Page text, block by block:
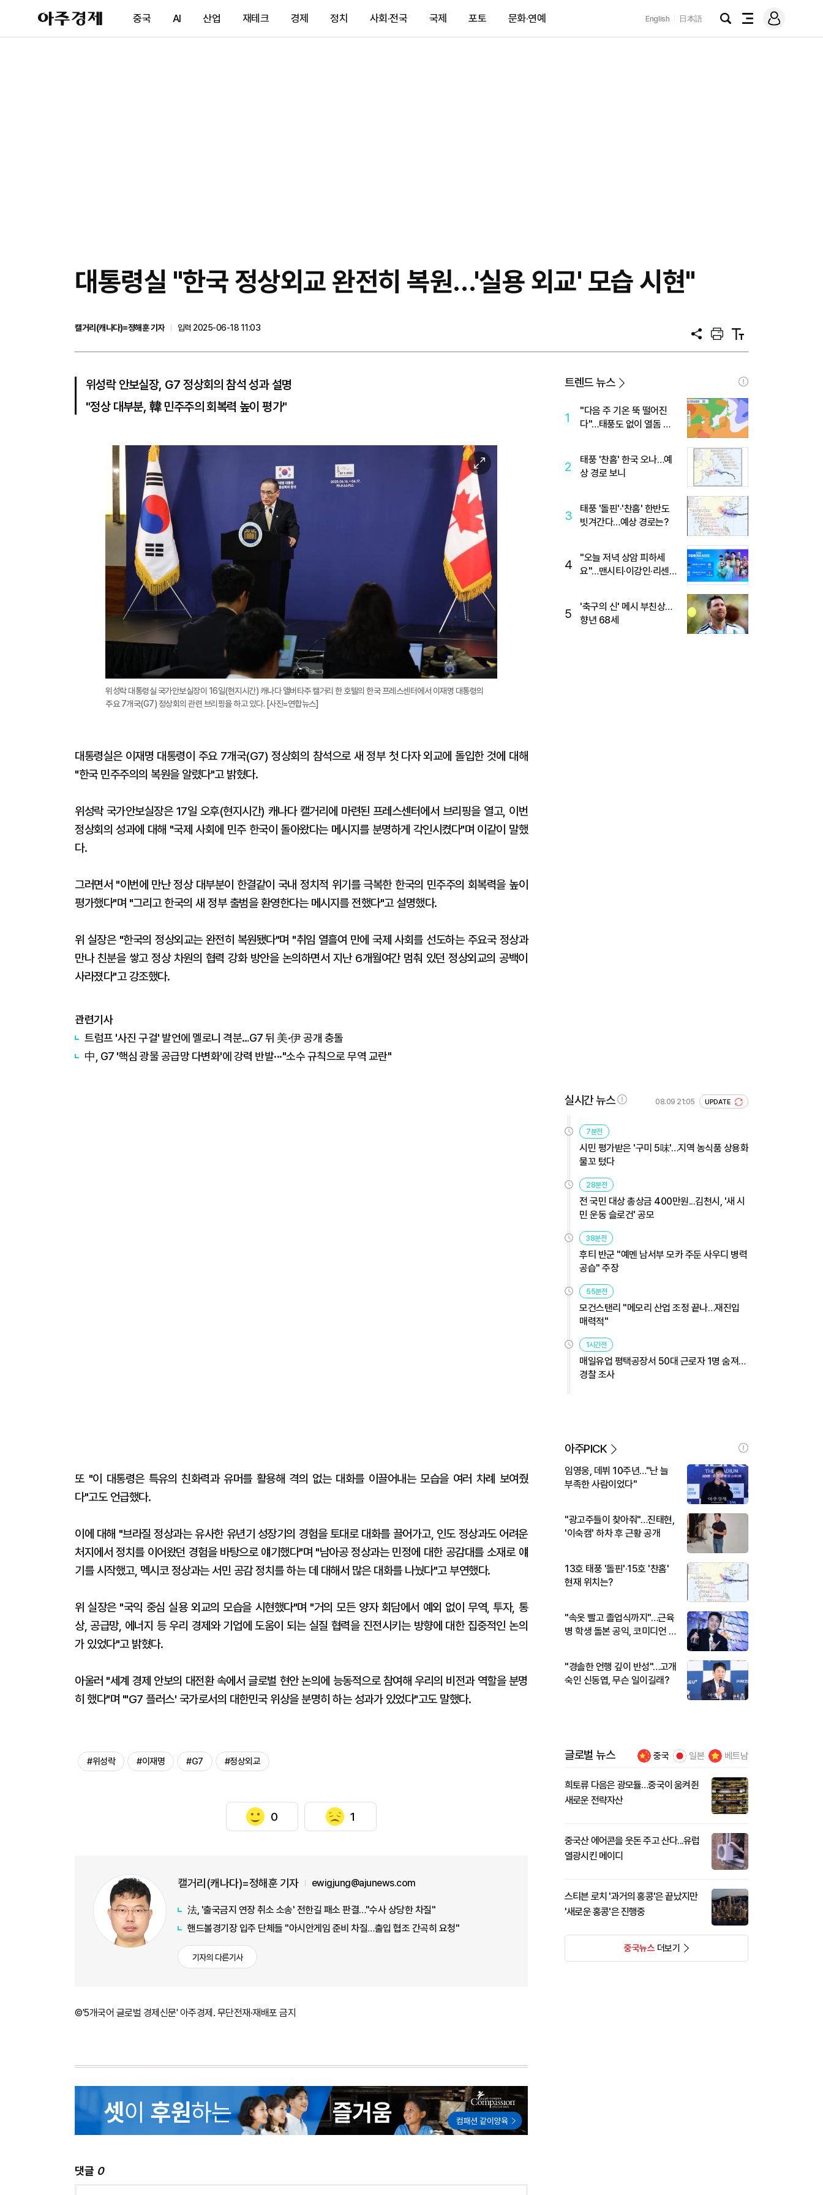
아
주
제
중국 AI 산업 재테크 경제 정치 사회·전국 국제 포토 문화·연예 English 日本語
검
전
메
그
대통령실 "한국 정상외교 완전히 복원…'실용 외교' 모습 시현"
캘거리(캐나다)=정해훈 기자
입력 2025-06-18 11:03
공
프
트
텍
트
위성락 안보실장, G7 정상회의 참석 성과 설명
"정상 대부분, 韓 민주주의 회복력 높이 평가"
이
미
지
확
대
위성락 대통령실 국가안보실장이 16일(현지시간) 캐나다 앨버타주 캘거리 한 호텔의 한국 프레스센터에서 이재명 대통령의
주요 7개국(G7) 정상회의 관련 브리핑을 하고 있다. [사진=연합뉴스]
대통령실은 이재명 대통령이 주요 7개국(G7) 정상회의 참석으로 새 정부 첫 다자 외교에 돌입한 것에 대해
"한국 민주주의의 복원을 알렸다"고 밝혔다.
위성락 국가안보실장은 17일 오후(현지시간) 캐나다 캘거리에 마련된 프레스센터에서 브리핑을 열고, 이번
정상회의 성과에 대해 "국제 사회에 민주 한국이 돌아왔다는 메시지를 분명하게 각인시켰다"며 이같이 말했
다.
그러면서 "이번에 만난 정상 대부분이 한결같이 국내 정치적 위기를 극복한 한국의 민주주의 회복력을 높이
평가했다"며 "그리고 한국의 새 정부 출범을 환영한다는 메시지를 전했다"고 설명했다.
위 실장은 "한국의 정상외교는 완전히 복원됐다"며 "취임 열흘여 만에 국제 사회를 선도하는 주요국 정상과
만나 친분을 쌓고 정상 차원의 협력 강화 방안을 논의하면서 지난 6개월여간 멈춰 있던 정상외교의 공백이
사라졌다"고 강조했다.
관련기사
트럼프 '사진 구걸' 발언에 멜로니 격분…G7 뒤 美·伊 공개 충돌
中, G7 '핵심 광물 공급망 다변화'에 강력 반발···"소수 규칙으로 무역 교란"
또 "이 대통령은 특유의 친화력과 유머를 활용해 격의 없는 대화를 이끌어내는 모습을 여러 차례 보여줬
다"고도 언급했다.
이에 대해 "브라질 정상과는 유사한 유년기 성장기의 경험을 토대로 대화를 끌어가고, 인도 정상과도 어려운
처지에서 정치를 이어왔던 경험을 바탕으로 얘기했다"며 "남아공 정상과는 민정에 대한 공감대를 소재로 얘
기를 시작했고, 멕시코 정상과는 서민 공감 정치를 하는 데 대해서 많은 대화를 나눴다"고 부연했다.
위 실장은 "국익 중심 실용 외교의 모습을 시현했다"며 "거의 모든 양자 회담에서 예외 없이 무역, 투자, 통
상, 공급망, 에너지 등 우리 경제와 기업에 도움이 되는 실질 협력을 진전시키는 방향에 대한 집중적인 논의
가 있었다"고 밝혔다.
아울러 "세계 경제 안보의 대전환 속에서 글로벌 현안 논의에 능동적으로 참여해 우리의 비전과 역할을 분명
히 했다"며 "'G7 플러스' 국가로서의 대한민국 위상을 분명히 하는 성과가 있었다"고도 말했다.
#위성락 #이재명 #G7 #정상외교
0 1
캘거리(캐나다)=정해훈 기자 ewigjung@ajunews.com
法, '출국금지 연장 취소 소송' 전한길 패소 판결…"수사 상당한 차질"
핸드볼경기장 입주 단체들 "아시안게임 준비 차질…출입 협조 간곡히 요청"
기자의 다른기사
©'5개국어 글로벌 경제신문' 아주경제. 무단전재·재배포 금지
댓글 0
트렌드 뉴스
1
"다음 주 기온 뚝 떨어진
다"…태풍도 없이 열돔 박
2
태풍 '찬홈' 한국 오나…예
상 경로 보니
3
태풍 '돌핀'·'찬홈' 한반도
빗겨간다…예상 경로는?
4
"오늘 저녁 상암 피하세
요"…맨시티·이강인·리센느
5
'축구의 신' 메시 부친상…
향년 68세
실시간 뉴스 08.09 21:05 UPDATE
7분전
시민 평가받은 '구미 5味'…지역 농식품 상용화
물꼬 텄다
28분전
전 국민 대상 총상금 400만원...김천시, '새 시
민 운동 슬로건' 공모
38분전
후티 반군 "예멘 남서부 모카 주둔 사우디 병력
공습" 주장
55분전
모건스탠리 "메모리 산업 조정 끝나…재진입
매력적"
1시간전
매일유업 평택공장서 50대 근로자 1명 숨져…
경찰 조사
아주PICK
임영웅, 데뷔 10주년…"난 늘
부족한 사람이었다"
"광고주들이 찾아줘"…진태현,
'이숙캠' 하차 후 근황 공개
13호 태풍 '돌핀'·15호 '찬홈'
현재 위치는?
"속옷 빨고 졸업식까지"…근육
병 학생 돌본 공익, 코미디언 김
"경솔한 언행 깊이 반성"…고개
숙인 신동엽, 무슨 일이길래?
글로벌 뉴스 중국 일본 베트남
희토류 다음은 광모듈…중국이 움켜쥔
새로운 전략자산
중국산 에어콘을 웃돈 주고 산다...유럽
열광시킨 메이디
스티븐 로치 '과거의 홍콩'은 끝났지만
'새로운 홍콩'은 진행중
중국뉴스더보기